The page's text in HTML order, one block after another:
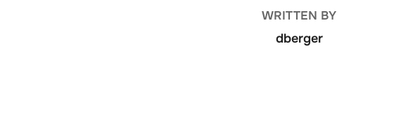
WRITTEN BY
dberger